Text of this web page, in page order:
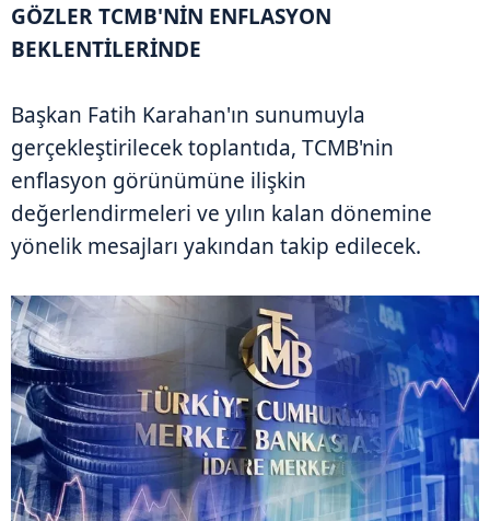
GÖZLER TCMB'NİN ENFLASYON
BEKLENTİLERİNDE
Başkan Fatih Karahan'ın sunumuyla
gerçekleştirilecek toplantıda, TCMB'nin
enflasyon görünümüne ilişkin
değerlendirmeleri ve yılın kalan dönemine
yönelik mesajları yakından takip edilecek.